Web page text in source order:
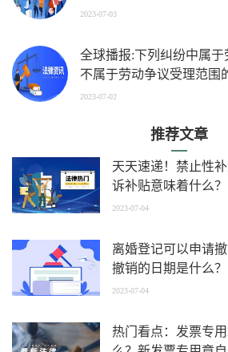
2023-07-03
全球播报:下列纠纷中属于
不属于劳动争议受理范围
2023-07-02
推荐文章
天天速递！禁止性
诉补贴意味着什么？
2023-07-04
离婚登记可以申请
撤销的日期是什么？
2023-07-04
热门看点：发票专